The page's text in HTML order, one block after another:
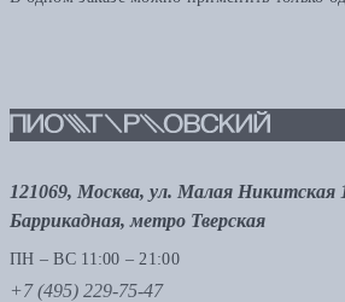
121069, Москва, ул. Малая Никитская
Баррикадная, метро Тверская
ПН – ВС 11:00 – 21:00
+7 (495) 229-75-47